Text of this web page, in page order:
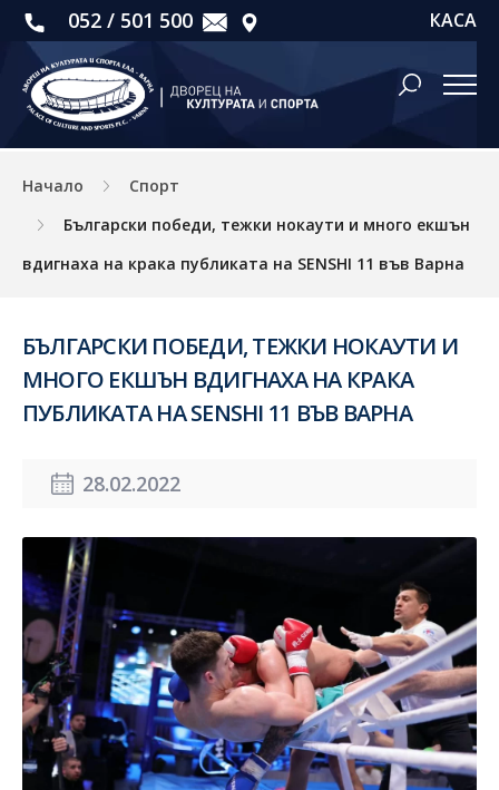
052 / 501 500 КАСА
Начало
Спорт
Български победи, тежки нокаути и много екшън
вдигнаха на крака публиката на SENSHI 11 във Варна
БЪЛГАРСКИ ПОБЕДИ, ТЕЖКИ НОКАУТИ И
МНОГО ЕКШЪН ВДИГНАХА НА КРАКА
ПУБЛИКАТА НА SENSHI 11 ВЪВ ВАРНА
28.02.2022